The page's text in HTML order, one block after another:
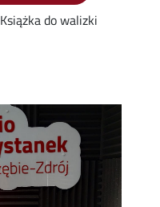
Książka do walizki